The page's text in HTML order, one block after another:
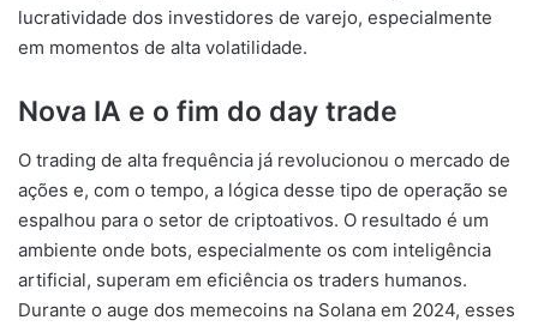
lucratividade dos investidores de varejo, especialmente
em momentos de alta volatilidade.
Nova IA e o fim do day trade
O trading de alta frequência já revolucionou o mercado de
ações e, com o tempo, a lógica desse tipo de operação se
espalhou para o setor de criptoativos. O resultado é um
ambiente onde bots, especialmente os com inteligência
artificial, superam em eficiência os traders humanos.
Durante o auge dos memecoins na Solana em 2024, esses